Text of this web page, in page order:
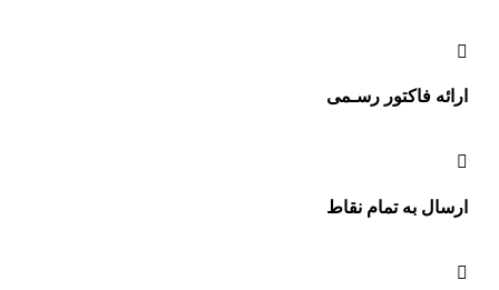
فاکتور رسـمی
به تمام نقاط